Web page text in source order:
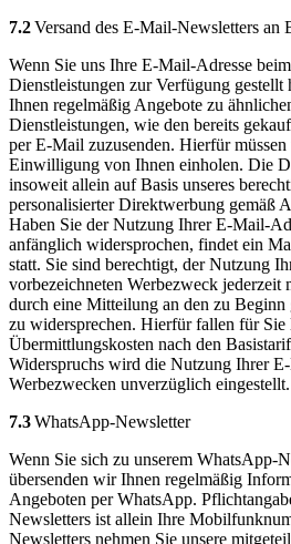
7.2Versand des E-Mail-Newsletters an
Wenn Sie uns Ihre E-Mail-Adresse
Dienstleistungen zur Verfügung gestellt
Ihnen regelmäßig Angebote zu
Dienstleistungen, wie den bereits
per E-Mail zuzusenden. Hierfür
Einwilligung von Ihnen einholen. Die
insoweit allein auf Basis unseres
personalisierter Direktwerbung gemäß
Haben Sie der Nutzung Ihrer E-Mail-
anfänglich widersprochen, findet ein
statt. Sie sind berechtigt, der Nutzung
vorbezeichneten Werbezweck
durch eine Mitteilung an den zu Beginn
zu widersprechen. Hierfür fallen für Sie
Übermittlungskosten nach den
Widerspruchs wird die Nutzung Ihrer
Werbezwecken unverzüglich eingestellt.
7.3WhatsApp-Newsletter
Wenn Sie sich zu unserem WhatsApp-
übersenden wir Ihnen regelmäßig
Angeboten per WhatsApp.
Newsletters ist allein Ihre
Newsletters nehmen Sie unsere